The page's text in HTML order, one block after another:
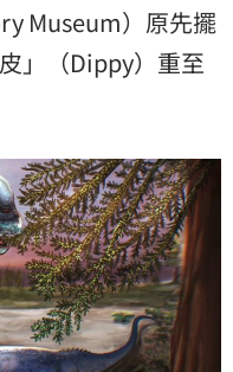
Museum）原先擺
皮」（Dippy）重至